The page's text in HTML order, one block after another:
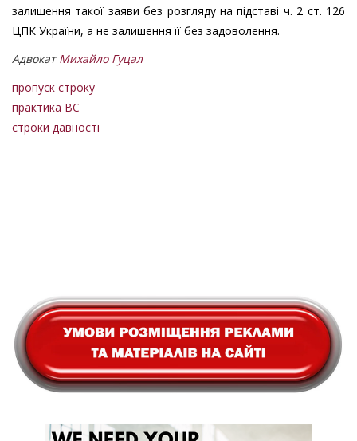
залишення такої заяви без розгляду на підставі ч. 2 ст. 126
ЦПК України, а не залишення її без задоволення.
Адвокат Михайло Гуцал
пропуск строку
практика ВС
строки давності